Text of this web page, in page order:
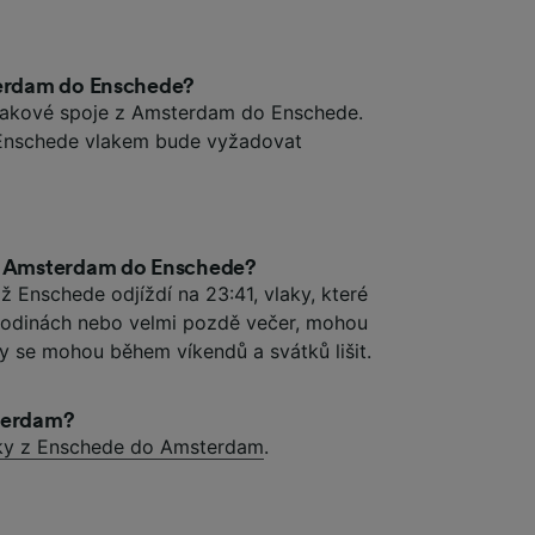
do Enschede?
spoje z Amsterdam do Enschede.
vlakem bude vyžadovat
do Enschede?
Enschede odjíždí na 23:41, vlaky, které
nebo velmi pozdě večer, mohou
se mohou během víkendů a svátků lišit.
z Enschede do Amsterdam.